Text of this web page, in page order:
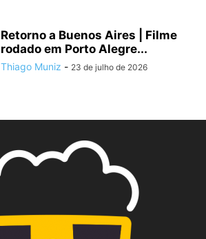
Retorno a Buenos Aires | Filme
rodado em Porto Alegre...
Thiago Muniz - 23 de julho de 2026